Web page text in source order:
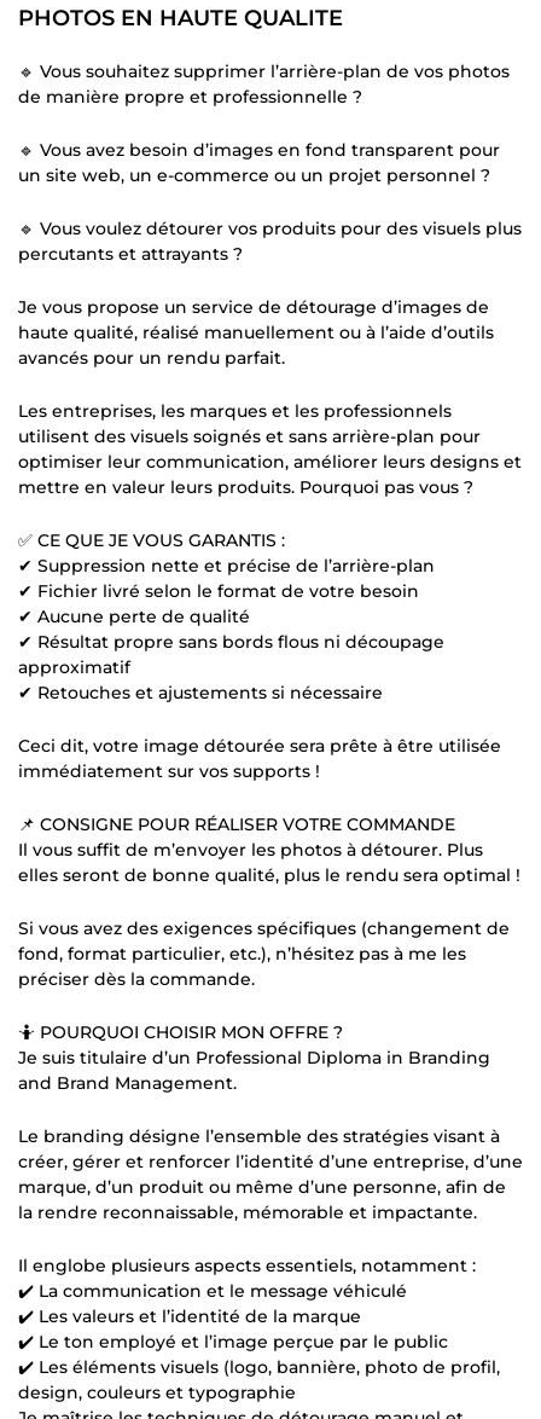
PHOTOS EN HAUTE QUALITE
🔹 Vous souhaitez supprimer l’arrière-plan de vos photos
de manière propre et professionnelle ?
🔹 Vous avez besoin d’images en fond transparent pour
un site web, un e-commerce ou un projet personnel ?
🔹 Vous voulez détourer vos produits pour des visuels plus
percutants et attrayants ?
Je vous propose un service de détourage d’images de
haute qualité, réalisé manuellement ou à l’aide d’outils
avancés pour un rendu parfait.
Les entreprises, les marques et les professionnels
utilisent des visuels soignés et sans arrière-plan pour
optimiser leur communication, améliorer leurs designs et
mettre en valeur leurs produits. Pourquoi pas vous ?
✅ CE QUE JE VOUS GARANTIS :
✔ Suppression nette et précise de l’arrière-plan
✔ Fichier livré selon le format de votre besoin
✔ Aucune perte de qualité
✔ Résultat propre sans bords flous ni découpage
approximatif
✔ Retouches et ajustements si nécessaire
Ceci dit, votre image détourée sera prête à être utilisée
immédiatement sur vos supports !
📌 CONSIGNE POUR RÉALISER VOTRE COMMANDE
Il vous suffit de m’envoyer les photos à détourer. Plus
elles seront de bonne qualité, plus le rendu sera optimal !
Si vous avez des exigences spécifiques (changement de
fond, format particulier, etc.), n’hésitez pas à me les
préciser dès la commande.
🤷 POURQUOI CHOISIR MON OFFRE ?
Je suis titulaire d’un Professional Diploma in Branding
and Brand Management.
Le branding désigne l’ensemble des stratégies visant à
créer, gérer et renforcer l’identité d’une entreprise, d’une
marque, d’un produit ou même d’une personne, afin de
la rendre reconnaissable, mémorable et impactante.
Il englobe plusieurs aspects essentiels, notamment :
✔️ La communication et le message véhiculé
✔️ Les valeurs et l’identité de la marque
✔️ Le ton employé et l’image perçue par le public
✔️ Les éléments visuels (logo, bannière, photo de profil,
design, couleurs et typographie